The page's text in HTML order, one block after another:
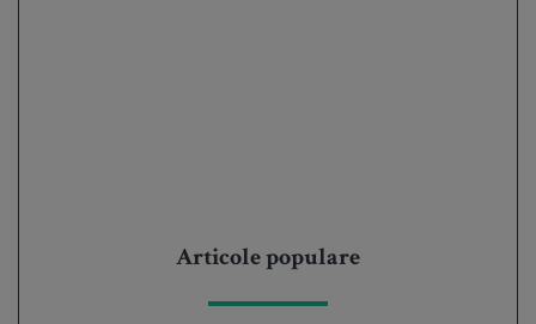
Articole populare